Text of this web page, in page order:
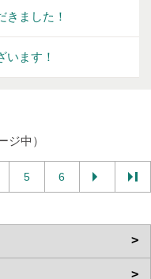
きました！
います！
ジ中）
5 6